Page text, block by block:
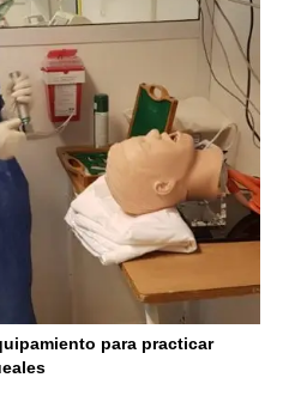
para practicar